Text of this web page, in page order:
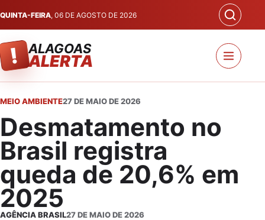
QUINTA-FEIRA, 06 DE AGOSTO DE 2026
! ALAGOAS
ALERTA
MEIO AMBIENTE27 DE MAIO DE 2026
Desmatamento no
Brasil registra
queda de 20,6% em
2025
AGÊNCIA BRASIL27 DE MAIO DE 2026